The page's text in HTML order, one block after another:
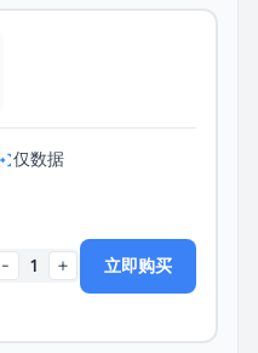
仅数据
- 1 + 立即购买